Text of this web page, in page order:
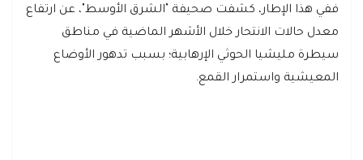
ففي هذا الإطار، كشفت صحيفة "الشرق الأوسط"، عن ارتفاع
معدل حالات الانتحار خلال الأشهر الماضية في مناطق
سيطرة مليشيا الحوثي الإرهابية؛ بسبب تدهور الأوضاع
المعيشية واستمرار القمع.